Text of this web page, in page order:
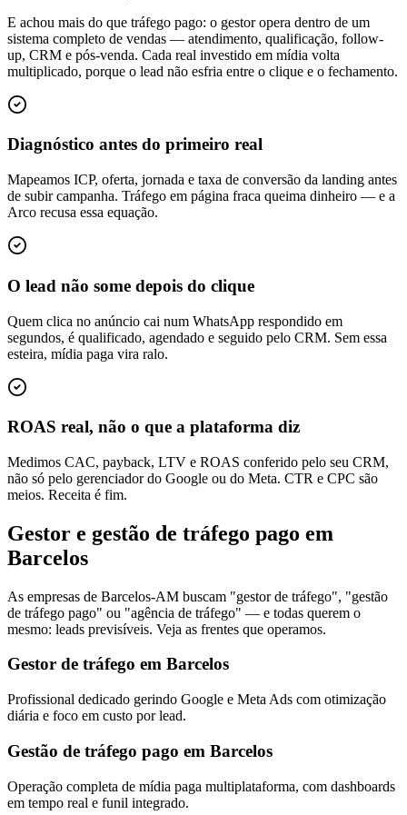
E achou mais do que tráfego pago: o gestor opera dentro de um
sistema completo de vendas — atendimento, qualificação, follow-
up, CRM e pós-venda. Cada real investido em mídia volta
multiplicado, porque o lead não esfria entre o clique e o fechamento.
Diagnóstico antes do primeiro real
Mapeamos ICP, oferta, jornada e taxa de conversão da landing antes
de subir campanha. Tráfego em página fraca queima dinheiro — e a
Arco recusa essa equação.
O lead não some depois do clique
Quem clica no anúncio cai num WhatsApp respondido em
segundos, é qualificado, agendado e seguido pelo CRM. Sem essa
esteira, mídia paga vira ralo.
ROAS real, não o que a plataforma diz
Medimos CAC, payback, LTV e ROAS conferido pelo seu CRM,
não só pelo gerenciador do Google ou do Meta. CTR e CPC são
meios. Receita é fim.
Gestor e gestão de tráfego pago em
Barcelos
As empresas de Barcelos-AM buscam "gestor de tráfego", "gestão
de tráfego pago" ou "agência de tráfego" — e todas querem o
mesmo: leads previsíveis. Veja as frentes que operamos.
Gestor de tráfego em Barcelos
Profissional dedicado gerindo Google e Meta Ads com otimização
diária e foco em custo por lead.
Gestão de tráfego pago em Barcelos
Operação completa de mídia paga multiplataforma, com dashboards
em tempo real e funil integrado.